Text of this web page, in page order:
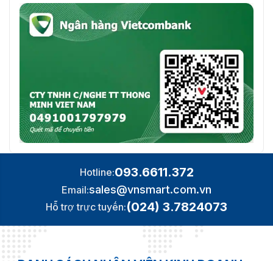
Hotline:093.6611.372
Email:sales@vnsmart.com.vn
Hỗ trợ trực tuyến:(024) 3.7824073